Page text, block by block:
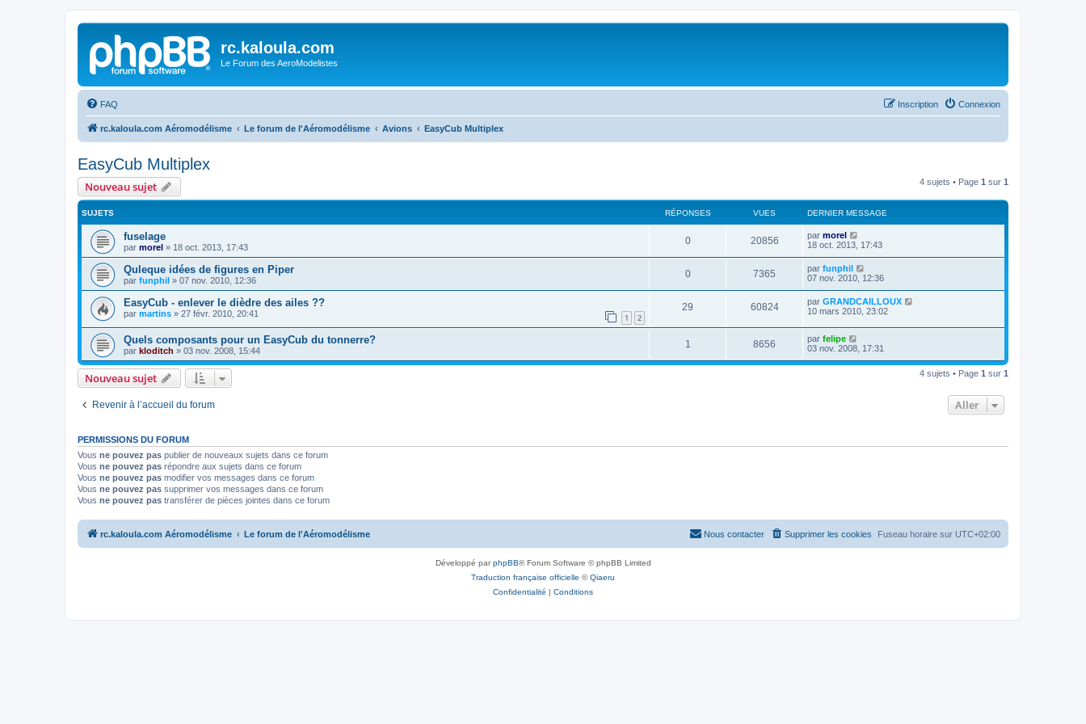
rc.kaloula.com
Le Forum des AeroModelistes
FAQ Connexion
Inscription
rc.kaloula.com Aéromodélisme Le forum de l'Aéromodélisme Avions EasyCub Multiplex
EasyCub Multiplex
Nouveau sujet 4 sujets • Page 1 sur 1
SUJETS RÉPONSES VUES DERNIER MESSAGE
fuselage
par morel » 18 oct. 2013, 17:43
0 20856 par morel
18 oct. 2013, 17:43
Quleque idées de figures en Piper
par funphil » 07 nov. 2010, 12:36
0 7365 par funphil
07 nov. 2010, 12:36
EasyCub - enlever le dièdre des ailes ??
par martins » 27 févr. 2010, 20:41 1 2
29 60824 par GRANDCAILLOUX
10 mars 2010, 23:02
Quels composants pour un EasyCub du tonnerre?
par kloditch » 03 nov. 2008, 15:44
1 8656 par felipe
03 nov. 2008, 17:31
Nouveau sujet 4 sujets • Page 1 sur 1
Revenir à l’accueil du forum Aller
PERMISSIONS DU FORUM
Vous ne pouvez pas publier de nouveaux sujets dans ce forum
Vous ne pouvez pas répondre aux sujets dans ce forum
Vous ne pouvez pas modifier vos messages dans ce forum
Vous ne pouvez pas supprimer vos messages dans ce forum
Vous ne pouvez pas transférer de pièces jointes dans ce forum
rc.kaloula.com Aéromodélisme Le forum de l'Aéromodélisme Fuseau horaire sur UTC+02:00
Supprimer les cookies
Nous contacter
Développé parphpBB® Forum Software © phpBB Limited
Traduction française officielle ©Qiaeru
Confidentialité | Conditions